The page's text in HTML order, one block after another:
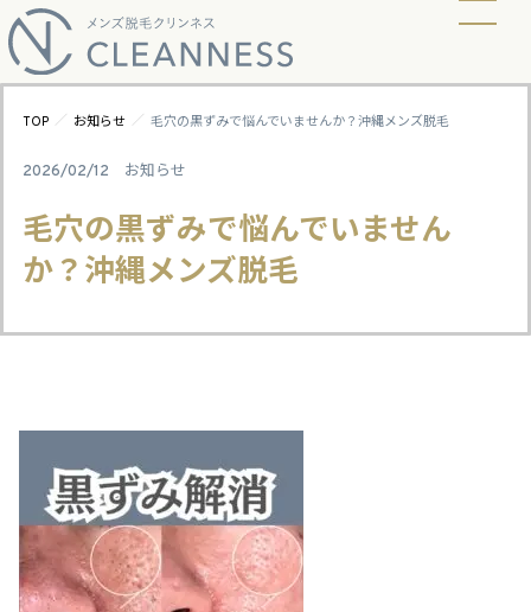
TOP ／ お知らせ ／ 毛穴の黒ずみで悩んでいませんか？沖縄メンズ脱毛
2026/02/12 お知らせ
毛穴の黒ずみで悩んでいません
か？沖縄メンズ脱毛